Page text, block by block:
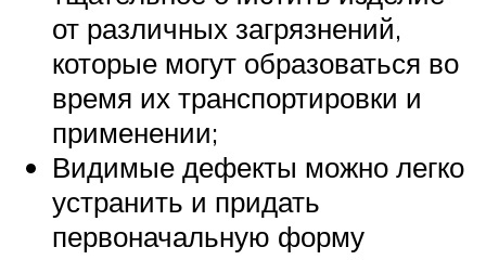
от различных загрязнений,
которые могут образоваться во
время их транспортировки и
применении;
Видимые дефекты можно легко
устранить и придать
первоначальную форму